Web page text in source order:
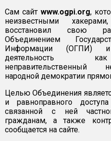
Сам сайт www.ogpi.org,
неизвестными
восстановил свою
Объединением
Информации (ОГПИ) и
деятельность
неправительственный
народной демократии
Целью Объединения
и равноправного
связанной с ней
гражданам, а также
сообщается на сайте.